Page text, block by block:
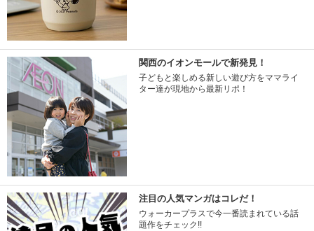
関西のイオンモールで新発見！
子どもと楽しめる新しい遊び方をママライ
ター達が現地から最新リポ！
注目の人気マンガはコレだ！
ウォーカープラスで今一番読まれている話
題作をチェック!!